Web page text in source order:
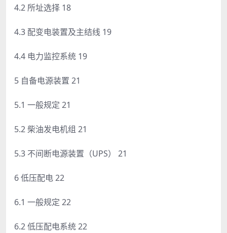
4.2 所址选择 18
4.3 配变电装置及主结线 19
4.4 电力监控系统 19
5 自备电源装置 21
5.1 一般规定 21
5.2 柴油发电机组 21
5.3 不间断电源装置（UPS） 21
6 低压配电 22
6.1 一般规定 22
6.2 低压配电系统 22